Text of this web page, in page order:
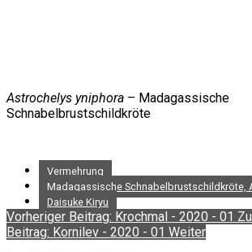
Astrochelys yniphora – Madagassische
Schnabelbrustschildkröte
Vermehrung
Madagassische Schnabelbrustschildkröte,
Daisuke Kiryu
Vorheriger Beitrag: Krochmal - 2020 - 01
Beitrag: Kornilev - 2020 - 01 Weiter